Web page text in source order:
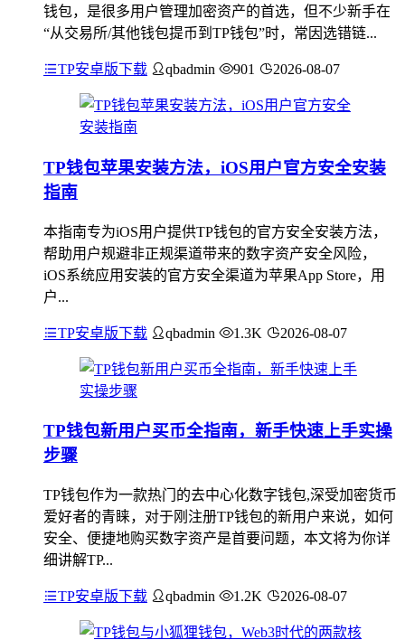
钱包，是很多用户管理加密资产的首选，但不少新手在
“从交易所/其他钱包提币到TP钱包”时，常因选错链...
TP安卓版下载 qbadmin 901 2026-08-07
TP钱包苹果安装方法，iOS用户官方安全安装
指南
本指南专为iOS用户提供TP钱包的官方安全安装方法，
帮助用户规避非正规渠道带来的数字资产安全风险，
iOS系统应用安装的官方安全渠道为苹果App Store，用
户...
TP安卓版下载 qbadmin 1.3K 2026-08-07
TP钱包新用户买币全指南，新手快速上手实操
步骤
TP钱包作为一款热门的去中心化数字钱包,深受加密货币
爱好者的青睐，对于刚注册TP钱包的新用户来说，如何
安全、便捷地购买数字资产是首要问题，本文将为你详
细讲解TP...
TP安卓版下载 qbadmin 1.2K 2026-08-07